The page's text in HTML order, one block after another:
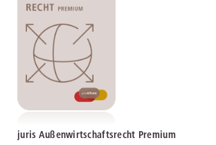
juris Außenwirtschaftsrecht Premium